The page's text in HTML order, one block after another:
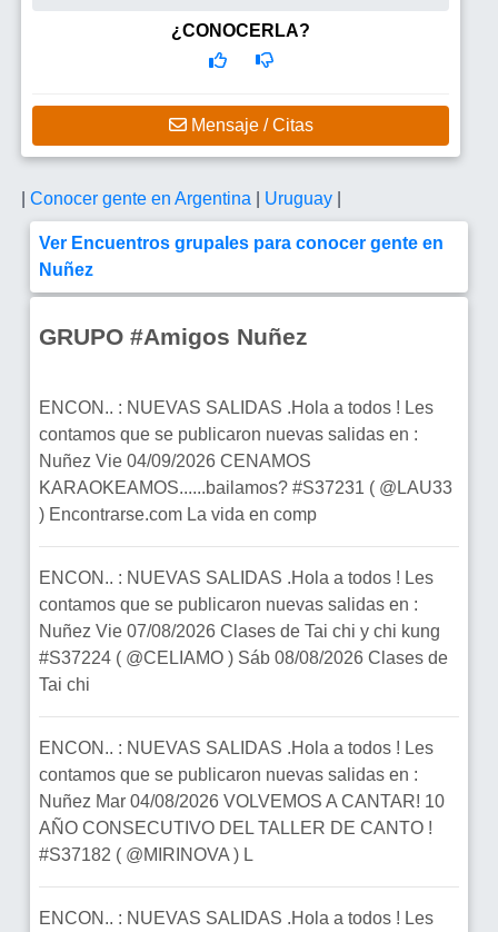
¿CONOCERLA?
Mensaje / Citas
Conocer gente en Argentina Uruguay
Ver Encuentros grupales para conocer gente en
Nuñez
GRUPO #Amigos Nuñez
ENCON.. : NUEVAS SALIDAS .Hola a todos ! Les
contamos que se publicaron nuevas salidas en :
Nuñez Vie 04/09/2026 CENAMOS
KARAOKEAMOS......bailamos? #S37231 ( @LAU33
) Encontrarse.com La vida en comp
ENCON.. : NUEVAS SALIDAS .Hola a todos ! Les
contamos que se publicaron nuevas salidas en :
Nuñez Vie 07/08/2026 Clases de Tai chi y chi kung
#S37224 ( @CELIAMO ) Sáb 08/08/2026 Clases de
Tai chi
ENCON.. : NUEVAS SALIDAS .Hola a todos ! Les
contamos que se publicaron nuevas salidas en :
Nuñez Mar 04/08/2026 VOLVEMOS A CANTAR! 10
AÑO CONSECUTIVO DEL TALLER DE CANTO !
#S37182 ( @MIRINOVA ) L
ENCON.. : NUEVAS SALIDAS .Hola a todos ! Les